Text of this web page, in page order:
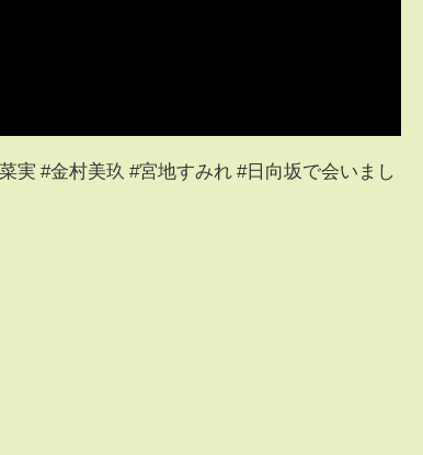
実 #金村美玖 #宮地すみれ #日向坂で会いまし